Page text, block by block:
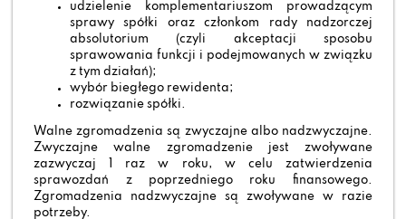
udzielenie komplementariuszom prowadzącym
sprawy spółki oraz członkom rady nadzorczej
absolutorium (czyli akceptacji sposobu
sprawowania funkcji i podejmowanych w związku
z tym działań);
wybór biegłego rewidenta;
rozwiązanie spółki.
Walne zgromadzenia są zwyczajne albo nadzwyczajne.
Zwyczajne walne zgromadzenie jest zwoływane
zazwyczaj 1 raz w roku, w celu zatwierdzenia
sprawozdań z poprzedniego roku finansowego.
Zgromadzenia nadzwyczajne są zwoływane w razie
potrzeby.